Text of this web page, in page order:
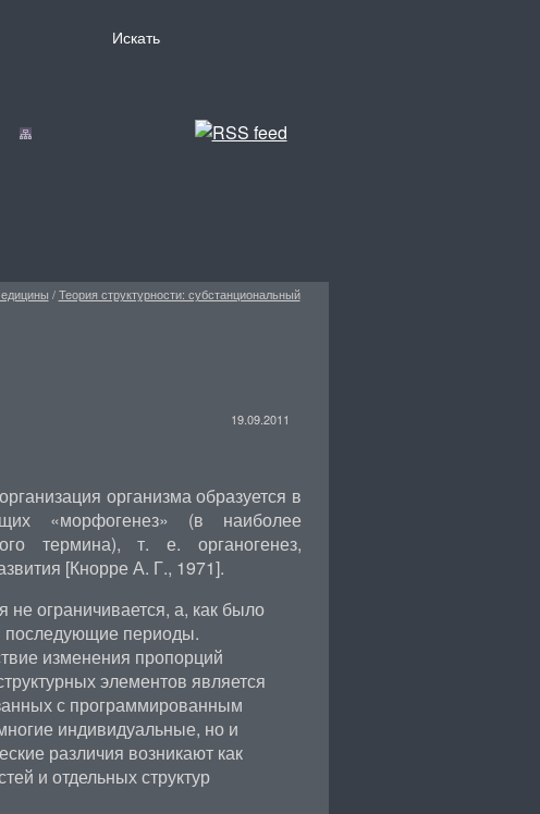
/Теория структурности: субстанциональный
19.09.2011
организма образуется в
«морфогенез» (в наиболее
термина), т. е. органогенез,
[Кнорре А. Г., 1971].
ограничивается, а, как было
последующие периоды.
изменения пропорций
элементов является
с программированным
индивидуальные, но и
различия возникают как
и отдельных структур